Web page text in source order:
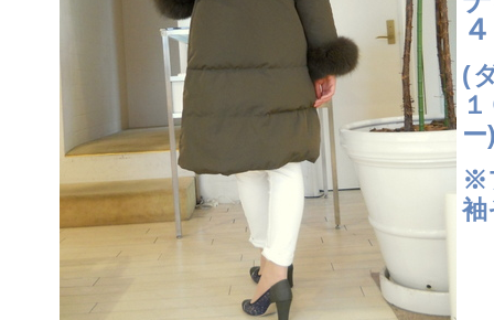
(
ー
※
袖